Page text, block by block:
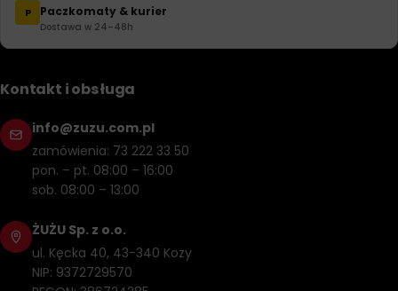
P Paczkomaty & kurier
Dostawa w 24–48h
Kontakt i obsługa
info@zuzu.com.pl
zamówienia: 73 222 33 50
pon. – pt. 08:00 – 16:00
sob. 08:00 – 13:00
ŻUŻU Sp. z o.o.
ul. Kęcka 40, 43-340 Kozy
NIP: 9372729570